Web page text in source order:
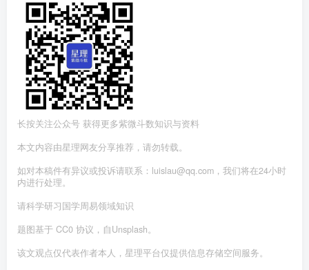
长按关注公众号 获得更多紫微斗数知识与资料
本文内容由星理网友分享推荐，请勿转载。
如对本稿件有异议或投诉请联系：luislau@qq.com，我们将在24小时
内进行处理。
请科学研习国学周易领域知识
题图基于 CC0 协议，自Unsplash。
该文观点仅代表作者本人，星理平台仅提供信息存储空间服务。